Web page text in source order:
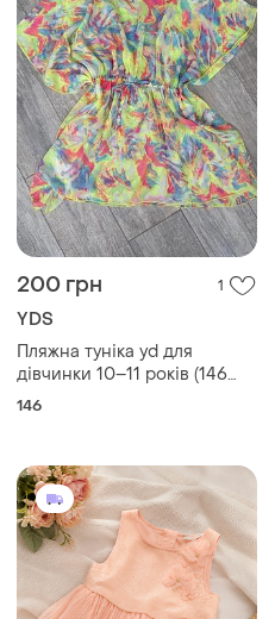
200 грн 1
YDS
Пляжна туніка yd для
дівчинки 10–11 років (146
см)
146